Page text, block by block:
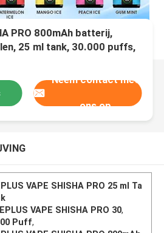
PRO 800mAh batterij,
25 ml tank, 30.000 puffs,
Neem contact met
ons op
VAPE SHISHA PRO 25 ml Ta
EPLUS VAPE SHISHA PRO 30,
Puff,